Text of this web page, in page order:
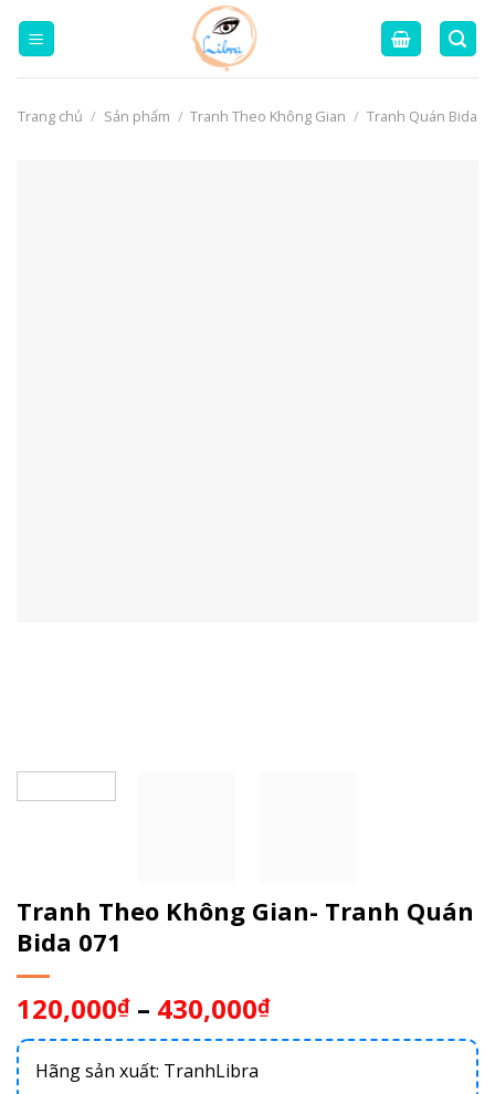
Trang chủ / Sản phẩm / Tranh Theo Không Gian / Tranh Quán Bida
Tranh Theo Không Gian- Tranh Quán
Bida 071
120,000₫ – 430,000₫
Hãng sản xuất: TranhLibra